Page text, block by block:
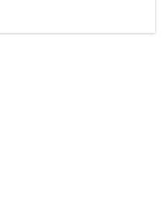
mehr, ist aber integrativer